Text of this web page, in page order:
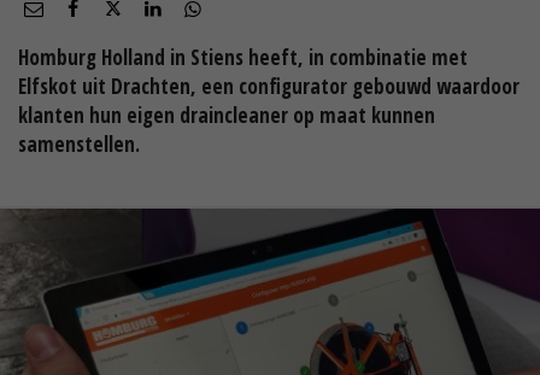
Homburg Holland in Stiens heeft, in combinatie met
Elfskot uit Drachten, een configurator gebouwd waardoor
klanten hun eigen draincleaner op maat kunnen
samenstellen.